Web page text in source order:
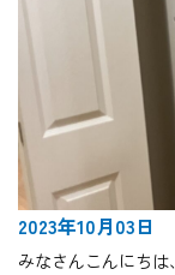
2023年10月03日
みなさんこんにち